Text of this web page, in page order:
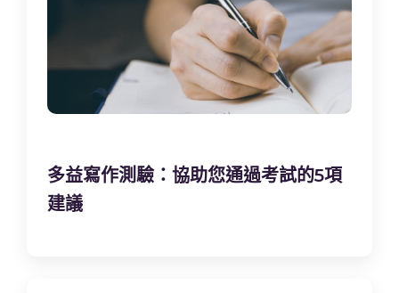
多益寫作測驗：協助您通過考試的5項
建議